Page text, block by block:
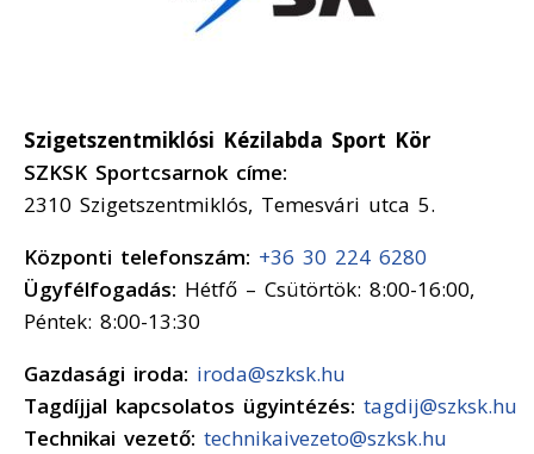
Szigetszentmiklósi Kézilabda Sport Kör
SZKSK Sportcsarnok címe:
2310 Szigetszentmiklós, Temesvári utca 5.
Központi telefonszám: +36 30 224 6280
Ügyfélfogadás: Hétfő – Csütörtök: 8:00-16:00,
Péntek: 8:00-13:30
Gazdasági iroda: iroda@szksk.hu
Tagdíjjal kapcsolatos ügyintézés: tagdij@szksk.hu
Technikai vezető: technikaivezeto@szksk.hu